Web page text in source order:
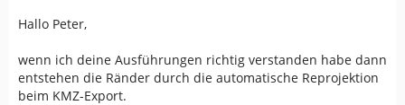
Hallo Peter,
wenn ich deine Ausführungen richtig verstanden habe dann
entstehen die Ränder durch die automatische Reprojektion
beim KMZ-Export.